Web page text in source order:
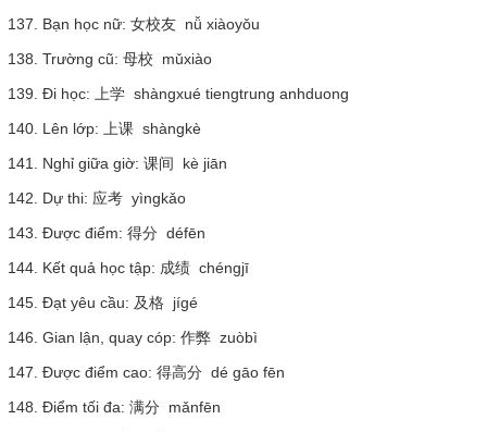
137. Bạn học nữ: 女校友 nǚ xiàoyǒu
138. Trường cũ: 母校 mǔxiào
139. Đi học: 上学 shàngxué tiengtrung anhduong
140. Lên lớp: 上课 shàngkè
141. Nghỉ giữa giờ: 课间 kè jiān
142. Dự thi: 应考 yìngkǎo
143. Được điểm: 得分 défēn
144. Kết quả học tập: 成绩 chéngjī
145. Đạt yêu cầu: 及格 jígé
146. Gian lận, quay cóp: 作弊 zuòbì
147. Được điểm cao: 得高分 dé gāo fēn
148. Điểm tối đa: 满分 mǎnfēn